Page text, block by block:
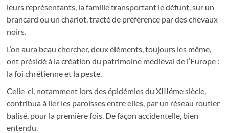
leurs représentants, la famille transportant le défunt, sur un
brancard ou un chariot, tracté de préférence par des chevaux
noirs.
L’on aura beau chercher, deux éléments, toujours les même,
ont présidé à la création du patrimoine médiéval de l’Europe :
la foi chrétienne et la peste.
Celle-ci, notamment lors des épidémies du XIIIéme siècle,
contribua à lier les paroisses entre elles, par un réseau routier
balisé, pour la première fois. De façon accidentelle, bien
entendu.